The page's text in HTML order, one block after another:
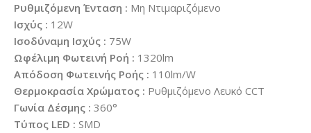
Ρυθμιζόμενη Ένταση : Μη Ντιμαριζόμενο
Ισχύς : 12W
Ισοδύναμη Ισχύς : 75W
Ωφέλιμη Φωτεινή Ροή : 1320lm
Απόδοση Φωτεινής Ροής : 110lm/W
Θερμοκρασία Χρώματος : Ρυθμιζόμενο Λευκό CCT
Γωνία Δέσμης : 360°
Τύπος LED : SMD